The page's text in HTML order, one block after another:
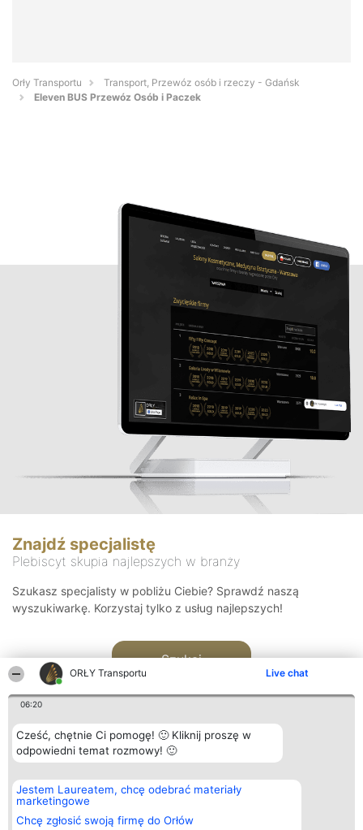
ORŁY Transportu Live chat
06:20
Cześć, chętnie Ci pomogę! 🙂 Kliknij proszę w
odpowiedni temat rozmowy! 🙂
Jestem Laureatem, chcę odebrać materiały
marketingowe
Chcę zgłosić swoją firmę do Orłów
Orły Transportu
Transport, Przewóz osób i rzeczy - Gdańsk
Eleven BUS Przewóz Osób i Paczek
Znajdź specjalistę
Plebiscyt skupia najlepszych w branży
Szukasz specjalisty w pobliżu Ciebie? Sprawdź naszą
wyszukiwarkę. Korzystaj tylko z usług najlepszych!
Szukaj
Organizator plebiscytu
Bright Side Solutions sp. z o.
o. sp. k.
ul. Ruska 22
Wrocław 50-079
Plebiscyt
Laureaci
wszystkich
Laureatów
Kontakt
Kontakt